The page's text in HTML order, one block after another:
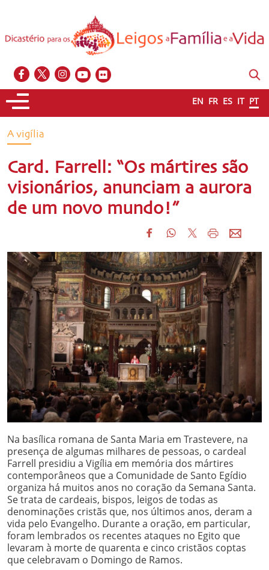
EN FR ES IT PT
A vigília
Card. Farrell: “Os mártires são
visionários, anunciam a aurora
de um novo mundo!”
Na basílica romana de Santa Maria em Trastevere, na
presença de algumas milhares de pessoas, o cardeal
Farrell presidiu a Vigília em memória dos mártires
contemporâneos que a Comunidade de Santo Egídio
organiza há muitos anos no coração da Semana Santa.
Se trata de cardeais, bispos, leigos de todas as
denominações cristãs que, nos últimos anos, deram a
vida pelo Evangelho. Durante a oração, em particular,
foram lembrados os recentes ataques no Egito que
levaram à morte de quarenta e cinco cristãos coptas
que celebravam o Domingo de Ramos.